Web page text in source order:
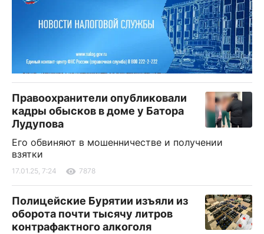
Правоохранители опубликовали
кадры обысков в доме у Батора
Лудупова
Его обвиняют в мошенничестве и получении
взятки
17.01.25, 7:24 7878
Полицейские Бурятии изъяли из
оборота почти тысячу литров
контрафактного алкоголя